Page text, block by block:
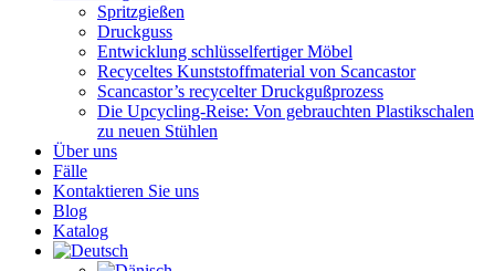
Spritzgießen
Druckguss
Entwicklung schlüsselfertiger Möbel
Recyceltes Kunststoffmaterial von Scancastor
Scancastor’s recycelter Druckgußprozess
Die Upcycling-Reise: Von gebrauchten Plastikschalen
zu neuen Stühlen
Über uns
Fälle
Kontaktieren Sie uns
Blog
Katalog